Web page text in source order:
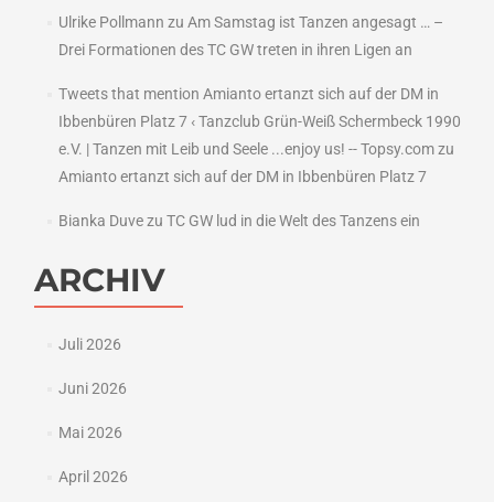
Ulrike Pollmann zu Am Samstag ist Tanzen angesagt … –
Drei Formationen des TC GW treten in ihren Ligen an
Tweets that mention Amianto ertanzt sich auf der DM in
Ibbenbüren Platz 7 ‹ Tanzclub Grün-Weiß Schermbeck 1990
e.V. | Tanzen mit Leib und Seele ...enjoy us! -- Topsy.comzu
Amianto ertanzt sich auf der DM in Ibbenbüren Platz 7
Bianka Duvezu TC GW lud in die Welt des Tanzens ein
ARCHIV
Juli 2026
Juni 2026
Mai 2026
April 2026